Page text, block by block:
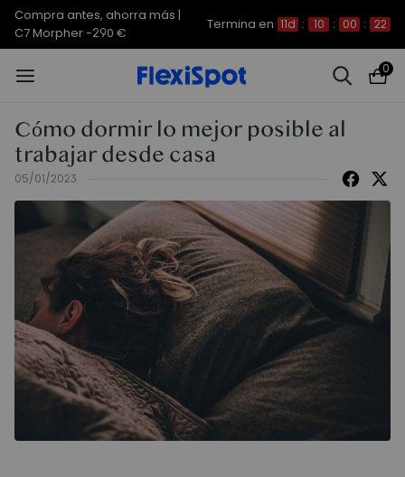
Compra antes, ahorra más |
C7 Morpher -290 €
Termina en 11d : 10 : 00 : 22
0
Cómo dormir lo mejor posible al
trabajar desde casa
05/01/2023